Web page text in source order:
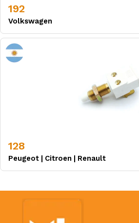
192
Volkswagen
128
Peugeot | Citroen | Renault